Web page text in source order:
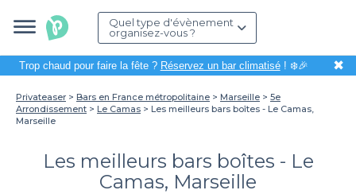
Quel type d'évènement
organisez-vous ?
Trop chaud pour faire la fête ? Réservez un bar climatisé! ❄️🎉 ✖
Privateaser Bars en France métropolitaine Marseille
5e
Arrondissement
Le Camas
Les meilleurs bars boîtes - Le Camas,
Marseille
Les meilleurs bars boîtes - Le
Camas, Marseille